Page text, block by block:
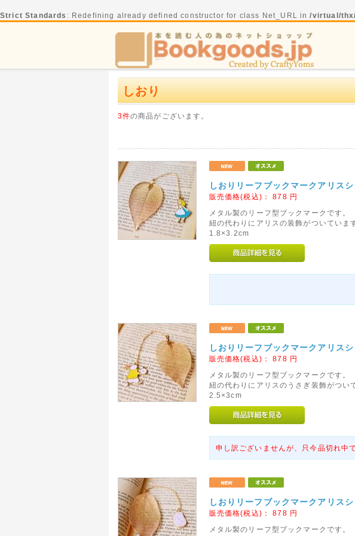
Strict Standards : Redefining already defined constructor for class Net_URL in/virtual/
しおり
3件の商品がございます。
しおりリーフブックマークアリス
販売価格(税込)：878 円
メタル製のリーフ型ブックマークです。
紐の代わりにアリスの装飾がついていま
1.8×3.2cm
しおりリーフブックマークアリス
販売価格(税込)：878 円
メタル製のリーフ型ブックマークです。
紐の代わりにアリスのうさぎ装飾がつい
2.5×3cm
申し訳ございませんが、只今品切れ中で
しおりリーフブックマークアリス
販売価格(税込)：878 円
メタル製のリーフ型ブックマークです。